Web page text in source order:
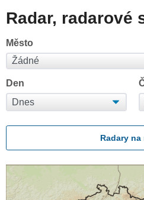
Radar, radarové
Město
Den
Radary na